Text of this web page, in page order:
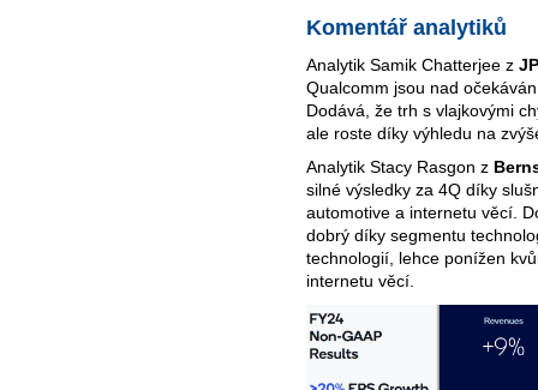
Komentář analytiků
Analytik Samik Chatterjee z
Qualcomm jsou nad
Dodává, že trh s vlajkovými
ale roste díky výhledu na
Analytik Stacy Rasgon z
silné výsledky za 4Q díky
automotive a internetu věcí.
dobrý díky segmentu
technologií, lehce ponížen
internetu věcí.